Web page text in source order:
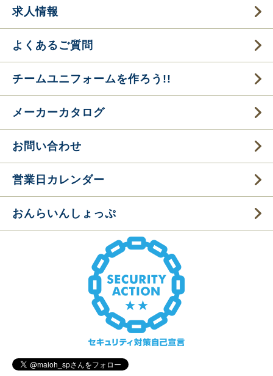
求人情報
よくあるご質問
チームユニフォームを作ろう!!
メーカーカタログ
お問い合わせ
営業日カレンダー
おんらいんしょっぷ